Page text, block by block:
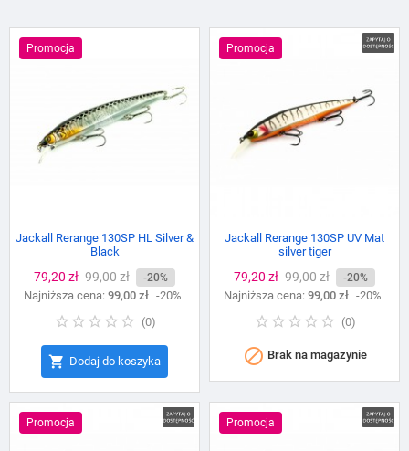
Promocja
Jackall Rerange 130SP HL Silver &
Black
Cena
79,20 zł Cena
podstawowa
99,00 zł -20%
Najniższa cena: 99,00 zł -20%
(0)
 Dodaj do koszyka
Promocja
Jackall Rerange 130SP UV Mat
silver tiger
Cena
79,20 zł Cena
podstawowa
99,00 zł -20%
Najniższa cena: 99,00 zł -20%
(0)
 Brak na magazynie
Promocja Promocja